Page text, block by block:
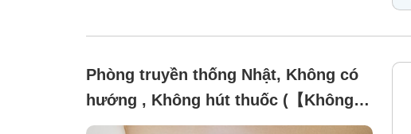
Phòng truyền thống Nhật, Không có
hướng , Không hút thuốc (【Không
hút thuốc】8 chiếu Tatami, từ 1 đến 4